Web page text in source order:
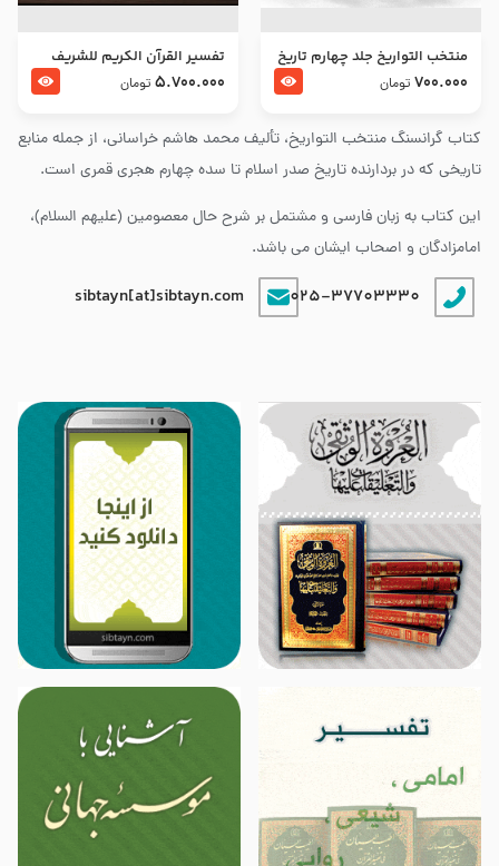
کتاب گرانسنگ منتخب التواريخ، تألیف محمد هاشم خراسانی، از جمله منابع
تاریخی که در بردارنده تاریخ صدر اسلام تا سده چهارم هجری قمری است.
این کتاب به زبان فارسی و مشتمل بر شرح حال معصومین (علیهم السلام)،
امامزادگان و اصحاب ایشان می باشد.
025-37703330
sibtayn[at]sibtayn.com
منتخب التواریخ جلد چهارم تاریخ
امام زین العابدین و امام محمد
700.000 تومان
تفسير القرآن الكريم للشريف
المرتضي قدس سرّه
5.700.000 تومان